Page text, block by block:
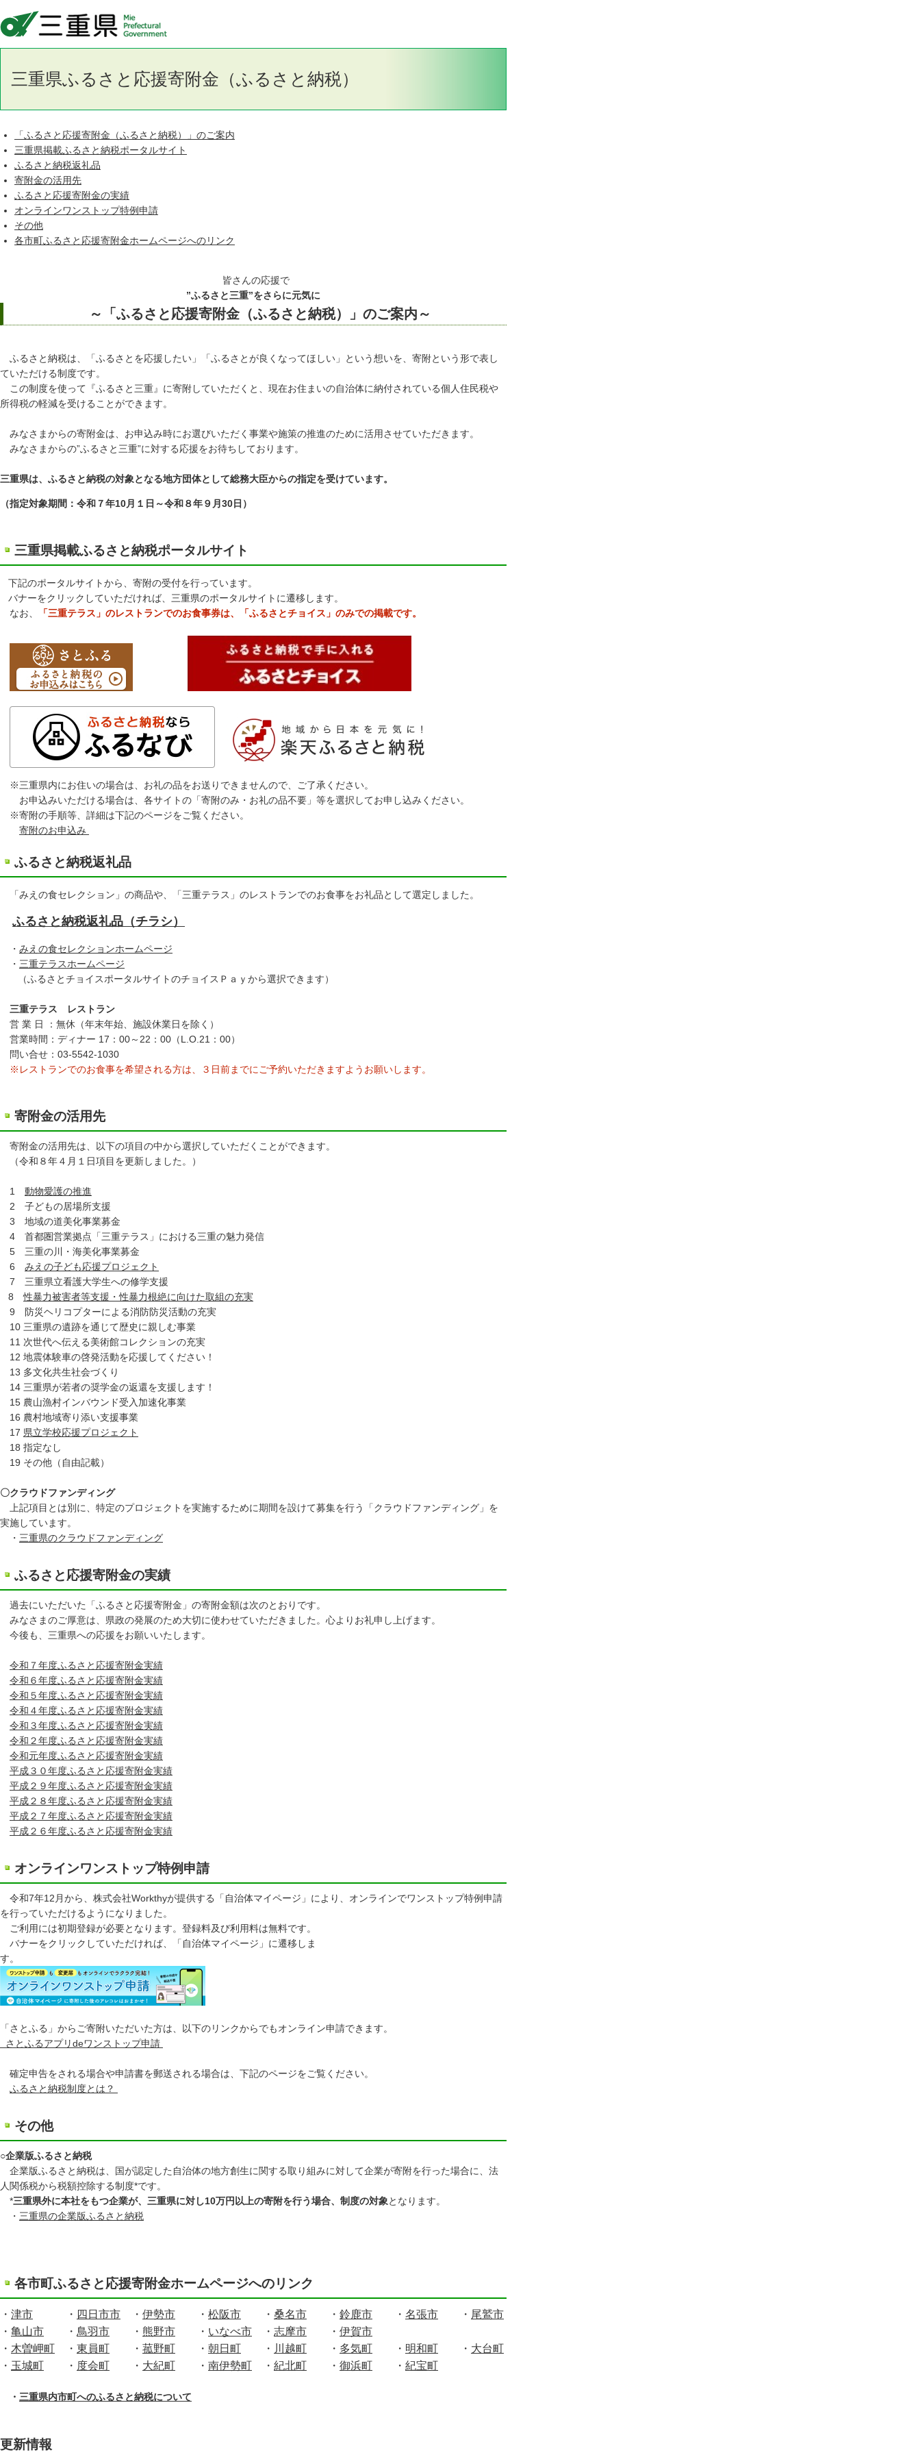
三重県ふるさと応援寄附金（ふるさと納税）
「ふるさと応援寄附金（ふるさと納税）」のご案内
三重県掲載ふるさと納税ポータルサイト
ふるさと納税返礼品
寄附金の活用先
ふるさと応援寄附金の実績
オンラインワンストップ特例申請
その他
各市町ふるさと応援寄附金ホームページへのリンク
皆さんの応援で
”ふるさと三重”をさらに元気に
～「ふるさと応援寄附金（ふるさと納税）」のご案内～
ふるさと納税は、「ふるさとを応援したい」「ふるさとが良くなってほしい」という想いを、寄附という形で表し
ていただける制度です。
この制度を使って『ふるさと三重』に寄附していただくと、現在お住まいの自治体に納付されている個人住民税や
所得税の軽減を受けることができます。
みなさまからの寄附金は、お申込み時にお選びいただく事業や施策の推進のために活用させていただきます。
みなさまからの”ふるさと三重”に対する応援をお待ちしております。
三重県は、ふるさと納税の対象となる地方団体として総務大臣からの指定を受けています。
（指定対象期間：令和７年10月１日～令和８年９月30日）
三重県掲載ふるさと納税ポータルサイト
下記のポータルサイトから、寄附の受付を行っています。
バナーをクリックしていただければ、三重県のポータルサイトに遷移します。
なお、
「三重テラス」のレストランでのお食事券は、「ふるさとチョイス」のみでの掲載です。
※三重県内にお住いの場合は、お礼の品をお送りできませんので、ご了承ください。
お申込みいただける場合は、各サイトの「寄附のみ・お礼の品不要」等を選択してお申し込みください。
※寄附の手順等、詳細は下記のページをご覧ください。
寄附のお申込み
ふるさと納税返礼品
「みえの食セレクション」の商品や、「三重テラス」のレストランでのお食事をお礼品として選定しました。
ふるさと納税返礼品（チラシ）
・ みえの食セレクションホームページ
​ ・ 三重テラスホームページ
（ふるさとチョイスポータルサイトのチョイスＰａｙから選択できます）
三重テラス レストラン
営 業 日 ：無休（年末年始、施設休業日を除く）
営業時間：ディナー 17：00～22：00（L.O.21：00）
問い合せ：03-5542-1030
※レストランでのお食事を希望される方は、３日前までにご予約いただきますようお願いします。
寄附金の活用先
寄附金の活用先は、以下の項目の中から選択していただくことができます。
（令和８年４月１日項目を更新しました。）
1 動物愛護の推進
2 子どもの居場所支援
3 地域の道美化事業募金
4 首都圏営業拠点「三重テラス」における三重の魅力発信
5 三重の川・海美化事業募金
6 みえの子ども応援プロジェクト
7 三重県立看護大学生への修学支援
8性暴力被害者等支援・性暴力根絶に向けた取組の充実
9 防災ヘリコプターによる消防防災活動の充実
10 三重県の遺跡を通じて歴史に親しむ事業
11 次世代へ伝える美術館コレクションの充実
12 地震体験車の啓発活動を応援してください！
13 多文化共生社会づくり
14 三重県が若者の奨学金の返還を支援します！
15 農山漁村インバウンド受入加速化事業
16 農村地域寄り添い支援事業
17 県立学校応援プロジェクト
18 指定なし
19 その他（自由記載）
〇クラウドファンディング
上記項目とは別に、特定のプロジェクトを実施するために期間を設けて募集を行う「クラウドファンディング」を
実施しています。
・ 三重県のクラウドファンディング
ふるさと応援寄附金の実績
過去にいただいた「ふるさと応援寄附金」の寄附金額は次のとおりです。
みなさまのご厚意は、県政の発展のため大切に使わせていただきました。心よりお礼申し上げます。
今後も、三重県への応援をお願いいたします。
令和７年度ふるさと応援寄附金実績
令和６年度ふるさと応援寄附金実績
令和５年度ふるさと応援寄附金実績
令和４年度ふるさと応援寄附金実績
令和３年度ふるさと応援寄附金実績
令和２年度ふるさと応援寄附金実績
令和元年度ふるさと応援寄附金実績
平成３０年度ふるさと応援寄附金実績
平成２９年度ふるさと応援寄附金実績
平成２８年度ふるさと応援寄附金実績
平成２７年度ふるさと応援寄附金実績
平成２６年度ふるさと応援寄附金実績
オンラインワンストップ特例申請
令和7年12月から、株式会社Workthyが提供する「自治体マイページ」により、オンラインでワンストップ特例申請
を行っていただけるようになりました。
ご利用には初期登録が必要となります。登録料及び利用料は無料です。
バナーをクリックしていただければ、「自治体マイページ」に遷移しま
す。
「さとふる」からご寄附いただいた方は、以下のリンクからでもオンライン申請できます。
さとふるアプリdeワンストップ申請
確定申告をされる場合や申請書を郵送される場合は、下記のページをご覧ください。
ふるさと納税制度とは？
その他
○企業版ふるさと納税
企業版ふるさと納税は、国が認定した自治体の地方創生に関する取り組みに対して企業が寄附を行った場合に、法
人関係税から税額控除する制度*です。
*三重県外に本社をもつ企業が、三重県に対し10万円以上の寄附を行う場合、制度の対象となります。
・ 三重県の企業版ふるさと納税
各市町ふるさと応援寄附金ホームページへのリンク
・ 津市 ・ 四日市市 ・ 伊勢市 ・ 松阪市 ・ 桑名市 ・ 鈴鹿市 ・ 名張市 ・ 尾鷲市
・ 亀山市 ・ 鳥羽市 ・ 熊野市 ・ いなべ市 ・ 志摩市 ・ 伊賀市
・ 木曽岬町 ・ 東員町 ・ 菰野町 ・ 朝日町 ・ 川越町 ・ 多気町 ・ 明和町 ・
・ 玉城町 ・ 度会町 ・ 大紀町 ・ 南伊勢町 ・ 紀北町 ・ 御浜町 ・ 紀宝町
・ 三重県内市町へのふるさと納税について
更新情報